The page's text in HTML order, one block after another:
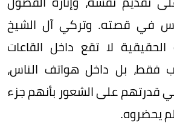
في قصته. وتركي آل الشيخ
لا تقع داخل القاعات
فقط، بل داخل هواتف الناس،
قدرتهم على الشعور بأنهم جزء
يحضروه.